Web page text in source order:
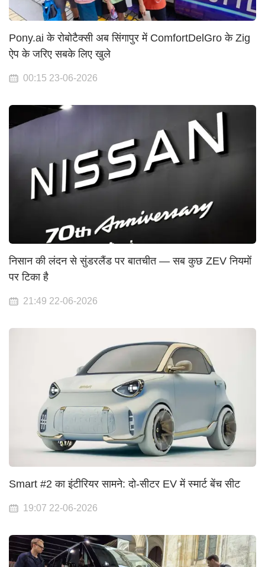
Pony.ai के रोबोटैक्सी अब सिंगापुर में ComfortDelGro के Zig
ऐप के जरिए सबके लिए खुले
00:15 23-06-2026
निसान की लंदन से सुंडरलैंड पर बातचीत — सब कुछ ZEV नियमों
पर टिका है
21:49 22-06-2026
Smart #2 का इंटीरियर सामने: दो-सीटर EV में स्मार्ट बेंच सीट
19:07 22-06-2026